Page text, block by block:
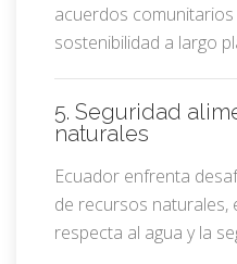
acuerdos
sostenibilidad a largo
5. Seguridad
naturales
Ecuador enfrenta
de recursos naturales,
respecta al agua y la